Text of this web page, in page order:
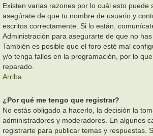
Existen varias razones por lo cuál esto puede
asegúrate de que tu nombre de usuario y
escritos correctamente. Si lo están,
Administración para asegurarte de que no has
También es posible que el foro esté mal
y/o tenga fallos en la programación, por lo
reparado.
Arriba
¿Por qué me tengo que registrar?
No estás obligado a hacerlo, la decisión la
administradores y moderadores. En algunos
registrarte para publicar temas y respuestas.